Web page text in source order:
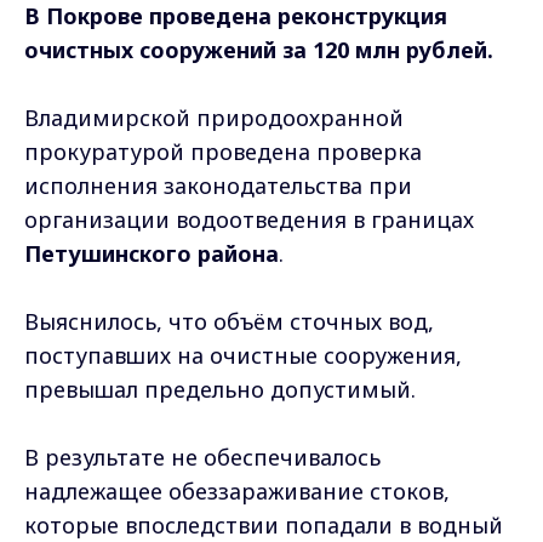
В Покрове проведена реконструкция
очистных сооружений за 120 млн рублей.
Владимирской природоохранной
прокуратурой проведена проверка
исполнения законодательства при
организации водоотведения в границах
Петушинского района.
Выяснилось, что объём сточных вод,
поступавших на очистные сооружения,
превышал предельно допустимый.
В результате не обеспечивалось
надлежащее обеззараживание стоков,
которые впоследствии попадали в водный